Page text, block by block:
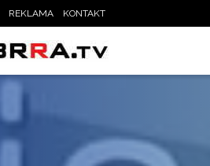
REKLAMA KONTAKT